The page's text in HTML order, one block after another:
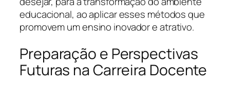
educacional, ao aplicar esses métodos que
promovem um ensino inovador e atrativo.
Preparação e Perspectivas
Futuras na Carreira Docente